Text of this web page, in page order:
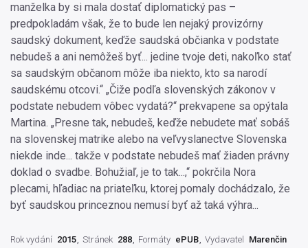
manželka by si mala dostať diplomatický pas –
predpokladám však, že to bude len nejaký provizórny
saudský dokument, keďže saudská občianka v podstate
nebudeš a ani nemôžeš byť... jedine tvoje deti, nakoľko stať
sa saudským občanom môže iba niekto, kto sa narodí
saudskému otcovi.“ „Čiže podľa slovenských zákonov v
podstate nebudem vôbec vydatá?“ prekvapene sa opýtala
Martina. „Presne tak, nebudeš, keďže nebudete mať sobáš
na slovenskej matrike alebo na veľvyslanectve Slovenska
niekde inde... takže v podstate nebudeš mať žiaden právny
doklad o svadbe. Bohužiaľ, je to tak...,“ pokrčila Nora
plecami, hľadiac na priateľku, ktorej pomaly dochádzalo, že
byť saudskou princeznou nemusí byť až taká výhra...
Rok vydání 2015 Stránek 288 Formáty ePUB Vydavatel
Marenčin